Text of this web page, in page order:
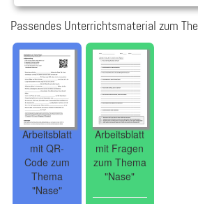
Passendes Unterrichtsmaterial zum
Arbeitsblatt
mit QR-
Code zum
Thema
"Nase"
Arbeitsblatt
mit Fragen
zum Thema
"Nase"